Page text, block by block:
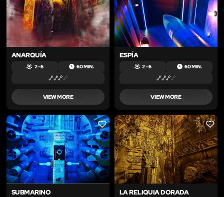
ANARQUÍA
2 – 6 60 MIN.
VIEW MORE
ESPÍA
2 – 6 60 MIN.
VIEW MORE
LIKE
SUBMARINO
LIKE
LA RELIQUIA DORADA